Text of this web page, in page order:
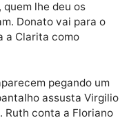
revela a Manoe­la
Donato vai para o
a Clarita como